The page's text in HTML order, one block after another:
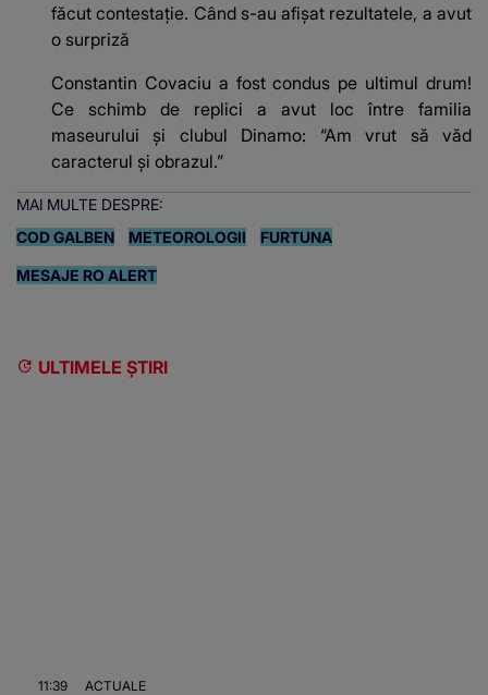
făcut contestație. Când s-au afișat rezultatele, a avut
o surpriză
Constantin Covaciu a fost condus pe ultimul drum!
Ce schimb de replici a avut loc între familia
maseurului și clubul Dinamo: “Am vrut să văd
caracterul și obrazul.”
MAI MULTE DESPRE:
COD GALBEN
METEOROLOGII FURTUNA
MESAJE RO ALERT
ULTIMELE ȘTIRI
11:39 ACTUALE